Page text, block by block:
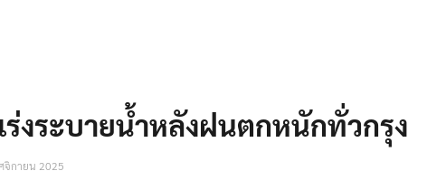
ร่งระบายน้ำหลังฝนตกหนักทั่วกรุง
จิกายน 2025